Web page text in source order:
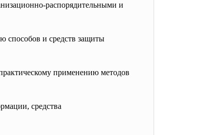
распорядительными и
способов и средств защиты
применению методов
средства